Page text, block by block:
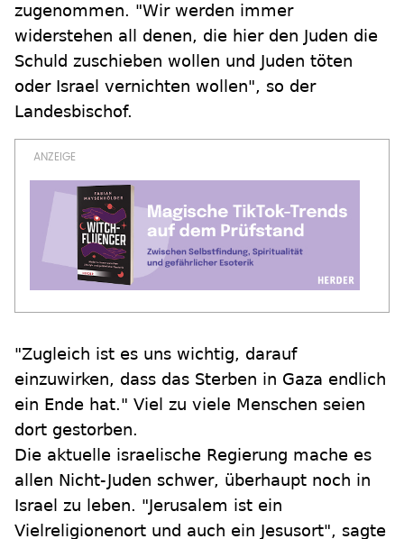
zugenommen. "Wir werden immer
widerstehen all denen, die hier den Juden die
Schuld zuschieben wollen und Juden töten
oder Israel vernichten wollen", so der
Landesbischof.
"Zugleich ist es uns wichtig, darauf
einzuwirken, dass das Sterben in Gaza endlich
ein Ende hat." Viel zu viele Menschen seien
dort gestorben.
Die aktuelle israelische Regierung mache es
allen Nicht-Juden schwer, überhaupt noch in
Israel zu leben. "Jerusalem ist ein
Vielreligionenort und auch ein Jesusort", sagte